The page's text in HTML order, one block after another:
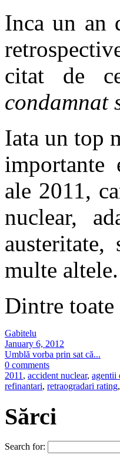
Inca un an
citat de
condamnat
Iata un top
importante
ale 2011,
nuclear,
multe altele.
Dintre
Gabitelu
January 6, 2012
Umblă vorba prin sat că...
0 comments
2011 , accident nuclear, agentii
refinantari, retraogradari rating,
Sărci
Search for: